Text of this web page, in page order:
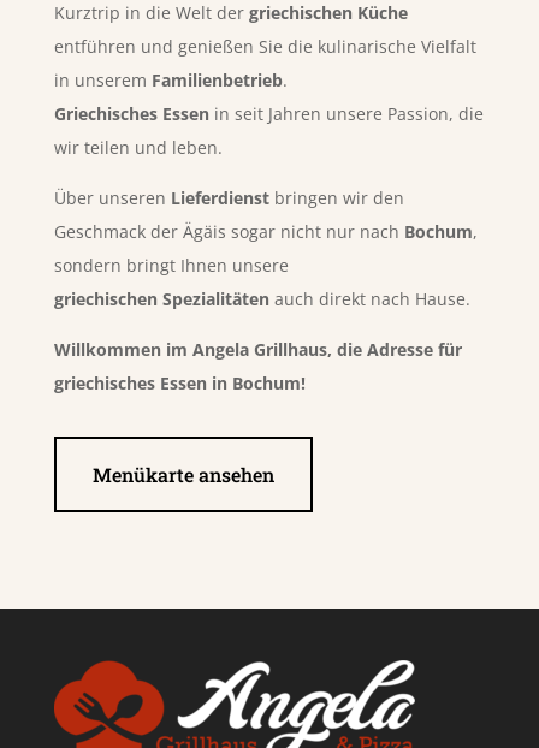
Kurztrip in die Welt der griechischen Küche
entführen und genießen Sie die kulinarische Vielfalt
in unserem Familienbetrieb.
Griechisches Essen in seit Jahren unsere Passion, die
wir teilen und leben.
Über unseren Lieferdienstbringen wir den
Geschmack der Ägäis sogar nicht nur nach Bochum,
sondern bringt Ihnen unsere
griechischen Spezialitäten auch direkt nach Hause.
Willkommen im Angela Grillhaus, die Adresse für
griechisches Essen in Bochum!
Menükarte ansehen